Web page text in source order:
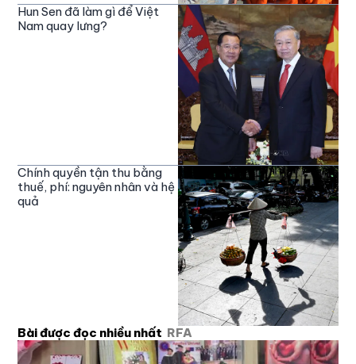
Hun Sen đã làm gì để Việt
Nam quay lưng?
Chính quyền tận thu bằng
thuế, phí: nguyên nhân và hệ
quả
Bài được đọc nhiều nhất RFA